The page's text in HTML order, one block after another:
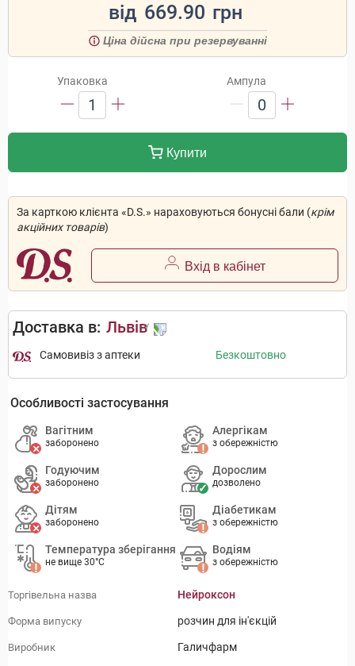
від 669.90 грн
Ціна дійсна при резервуванні
Упаковка
1
Ампула
0
Купити
За карткою клієнта «D.S.» нараховуються бонусні бали (крім
акційних товарів)
Вхід в кабінет
Доставка в: Львів
Самовивіз з аптеки Безкоштовно
Особливості застосування
Вагітним
заборонено
Алергікам
з обережністю
Годуючим
заборонено
Дорослим
дозволено
Дітям
заборонено
Діабетикам
з обережністю
Температура зберігання
не вище 30°C
Водіям
з обережністю
Торгівельна назва Нейроксон
Форма випуску розчин для ін'єкцій
Виробник Галичфарм